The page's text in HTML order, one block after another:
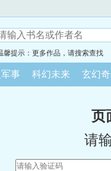
馨提示：更多作品，请搜索查找
事 科幻未来 玄幻
页
请